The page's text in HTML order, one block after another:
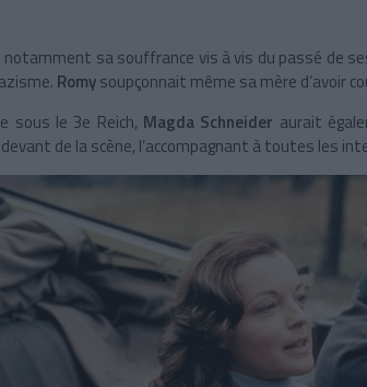
notamment sa souffrance vis à vis du passé de
Romysoupçonnait même sa mère d’avoir
sous le 3e Reich, Magda Schneider aurait
de la scène, l’accompagnant à toutes les